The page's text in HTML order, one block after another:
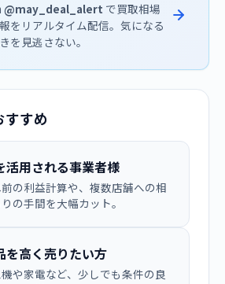
@may_deal_alert で買取相場
をリアルタイム配信。気になる
を見逃さない。
すすめ
活用される事業者様
の利益計算や、複数店舗への相
の手間を大幅カット。
を高く売りたい方
や家電など、少しでも条件の良